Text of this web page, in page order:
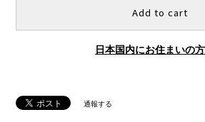
Add to cart
日本国内にお住まいの
通報する